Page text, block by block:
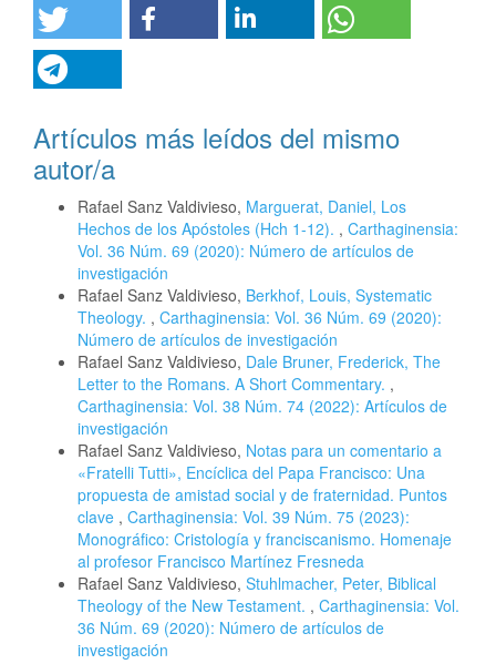
Artículos más leídos del mismo
autor/a
Rafael Sanz Valdivieso, Marguerat, Daniel, Los
Hechos de los Apóstoles (Hch 1-12). , Carthaginensia:
Vol. 36 Núm. 69 (2020): Número de artículos de
investigación
Rafael Sanz Valdivieso, Berkhof, Louis, Systematic
Theology. , Carthaginensia: Vol. 36 Núm. 69 (2020):
Número de artículos de investigación
Rafael Sanz Valdivieso, Dale Bruner, Frederick, The
Letter to the Romans. A Short Commentary. ,
Carthaginensia: Vol. 38 Núm. 74 (2022): Artículos de
investigación
Rafael Sanz Valdivieso, Notas para un comentario a
«Fratelli Tutti», Encíclica del Papa Francisco: Una
propuesta de amistad social y de fraternidad. Puntos
clave , Carthaginensia: Vol. 39 Núm. 75 (2023):
Monográfico: Cristología y franciscanismo. Homenaje
al profesor Francisco Martínez Fresneda
Rafael Sanz Valdivieso, Stuhlmacher, Peter, Biblical
Theology of the New Testament. , Carthaginensia: Vol.
36 Núm. 69 (2020): Número de artículos de
investigación